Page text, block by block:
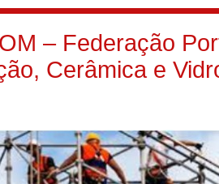
– Federação
Cerâmica e